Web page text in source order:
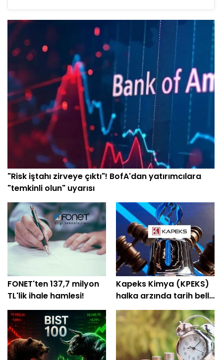
"Risk iştahı zirveye çıktı"! BofA'dan yatırımcılara
"temkinli olun" uyarısı
FONET'ten 137,7 milyon
TL'lik ihale hamlesi!
Kapeks Kimya (KPEKS)
halka arzında tarih belli
oldu! Geri sayım başladı